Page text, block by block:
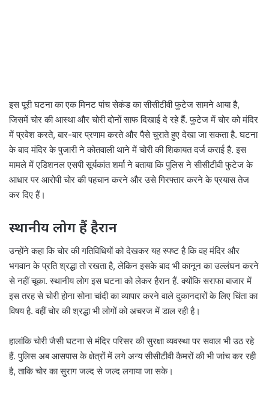
इस पूरी घटना का एक मिनट पांच सेकंड का सीसीटीवी फुटेज सामने आया है,
जिसमें चोर की आस्था और चोरी दोनों साफ दिखाई दे रहे हैं. फुटेज में चोर को मंदिर
में प्रवेश करते, बार-बार प्रणाम करते और पैसे चुराते हुए देखा जा सकता है. घटना
के बाद मंदिर के पुजारी ने कोतवाली थाने में चोरी की शिकायत दर्ज कराई है. इस
मामले में एडिशनल एसपी सूर्यकांत शर्मा ने बताया कि पुलिस ने सीसीटीवी फुटेज के
आधार पर आरोपी चोर की पहचान करने और उसे गिरफ्तार करने के प्रयास तेज
कर दिए हैं।
स्थानीय लोग हैं हैरान
उन्होंने कहा कि चोर की गतिविधियों को देखकर यह स्पष्ट है कि वह मंदिर और
भगवान के प्रति श्रद्धा तो रखता है, लेकिन इसके बाद भी कानून का उल्लंघन करने
से नहीं चूका. स्थानीय लोग इस घटना को लेकर हैरान हैं. क्योंकि सराफा बाजार में
इस तरह से चोरी होना सोना चांदी का व्यापार करने वाले दुकानदारों के लिए चिंता का
विषय है. वहीं चोर की श्रद्धा भी लोगों को अचरज में डाल रही है।
हालांकि चोरी जैसी घटना से मंदिर परिसर की सुरक्षा व्यवस्था पर सवाल भी उठ रहे
हैं. पुलिस अब आसपास के क्षेत्रों में लगे अन्य सीसीटीवी कैमरों की भी जांच कर रही
है, ताकि चोर का सुराग जल्द से जल्द लगाया जा सके।